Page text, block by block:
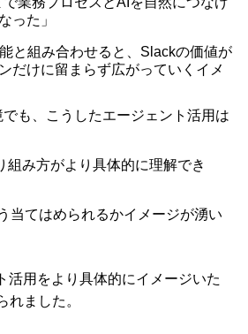
った」
と組み合わせると、Slackの価値が
だけに留まらず広がっていくイメ
でも、こうしたエージェント活用は
組み方がより具体的に理解でき
当てはめられるかイメージが湧い
活用をより具体的にイメージいた
れました。